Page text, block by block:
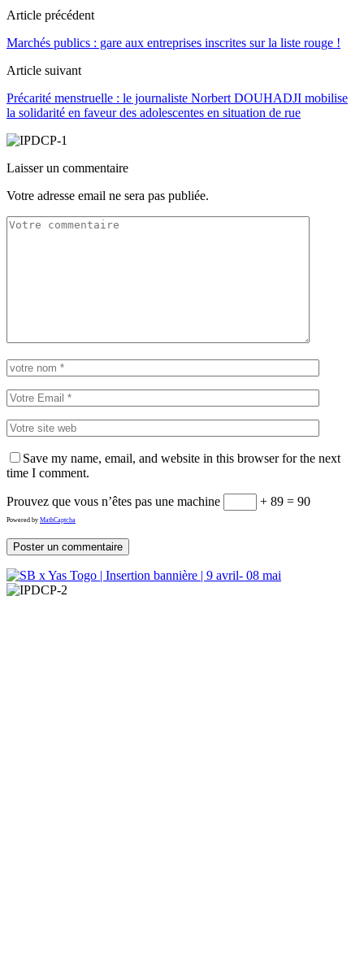
Article précédent
Marchés publics : gare aux entreprises inscrites sur la liste rouge !
Article suivant
Précarité menstruelle : le journaliste Norbert DOUHADJI mobilise
la solidarité en faveur des adolescentes en situation de rue
Laisser un commentaire
Votre adresse email ne sera pas publiée.
Save my name, email, and website in this browser for the next
time I comment.
Prouvez que vous n’êtes pas une machine + 89 = 90
Powered by MathCaptcha